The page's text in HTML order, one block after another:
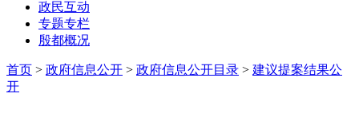
政民互动
专题专栏
殷都概况
首页 > 政府信息公开 > 政府信息公开目录 > 建议提案结果公
开